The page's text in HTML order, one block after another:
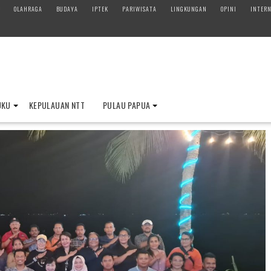
OLAHRAGA BUDAYA IPTEK PARIWISATA LINGKUNGAN OPINI
KEPULAUAN NTT PULAU PAPUA